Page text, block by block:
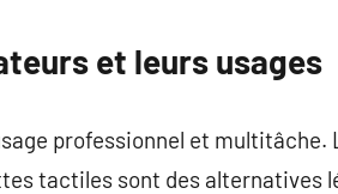
et leurs usages
professionnel et multitâche.
tactiles sont des alternatives